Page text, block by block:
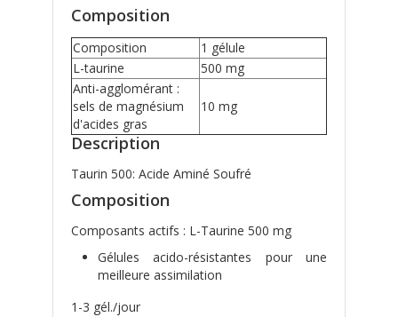
Composition
Composition
1 gélule
L-taurine
500 mg
Anti-agglomérant :
sels de magnésium
d'acides gras
10 mg
Description
Taurin 500: Acide Aminé Soufré
Composition
Composants actifs : L-Taurine 500 mg
Gélules acido-résistantes pour une
meilleure assimilation
1-3 gél./jour